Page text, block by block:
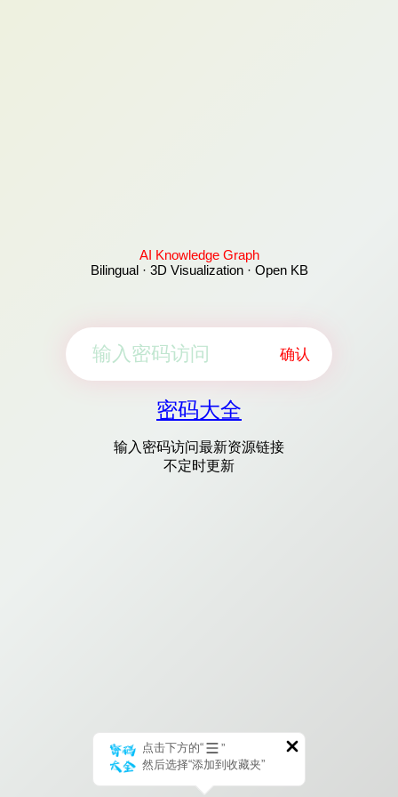
AI Knowledge Graph
Bilingual · 3D Visualization · Open KB
确认
密码大全
输入密码访问最新资源链接
不定时更新
点击下方的“
”
然后选择“添加到收藏夹”